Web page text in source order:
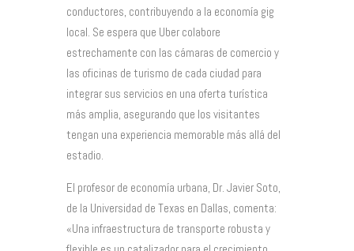
conductores, contribuyendo a la economía gig
local. Se espera que Uber colabore
estrechamente con las cámaras de comercio y
las oficinas de turismo de cada ciudad para
integrar sus servicios en una oferta turística
más amplia, asegurando que los visitantes
tengan una experiencia memorable más allá del
estadio.
El profesor de economía urbana, Dr. Javier Soto,
de la Universidad de Texas en Dallas, comenta:
«Una infraestructura de transporte robusta y